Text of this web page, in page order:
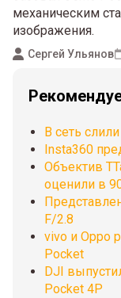
механическим
изображения.
Сергей Ульянов
В сеть
Insta360
Объектив
оценили в
F/2.8
vivo и Oppo
Pocket
DJI
Pocket 4P